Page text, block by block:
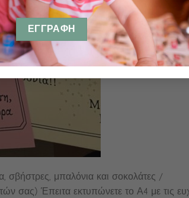
σβήστρες, μπαλόνια και σοκολάτες /
σας) Έπειτα εκτυπώνετε το Α4 με τις